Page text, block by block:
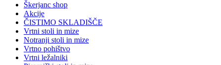
Škerjanc shop
Akcije
ČISTIMO SKLADIŠČE
Vrtni stoli in mize
Notranji stoli in mize
Vrtno pohištvo
Vrtni ležalniki